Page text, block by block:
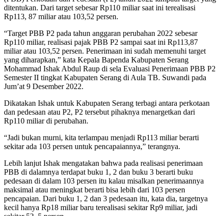
ditentukan. Dari target sebesar Rp110 miliar saat ini terealisasi
Rp113, 87 miliar atau 103,52 persen.
“Target PBB P2 pada tahun anggaran perubahan 2022 sebesar
Rp110 miliar, realisasi pajak PBB P2 sampai saat ini Rp113,87
miliar atau 103,52 persen. Penerimaan ini sudah memenuhi target
yang diharapkan,” kata Kepala Bapenda Kabupaten Serang
Mohammad Ishak Abdul Raup di sela Evaluasi Penerimaan PBB P2
Semester II tingkat Kabupaten Serang di Aula TB. Suwandi pada
Jum’at 9 Desember 2022.
Dikatakan Ishak untuk Kabupaten Serang terbagi antara perkotaan
dan pedesaan atau P2, P2 tersebut pihaknya menargetkan dari
Rp110 miliar di perubahan.
“Jadi bukan murni, kita terlampau menjadi Rp113 miliar berarti
sekitar ada 103 persen untuk pencapaiannya,” terangnya.
Lebih lanjut Ishak mengatakan bahwa pada realisasi penerimaan
PBB di dalamnya terdapat buku 1, 2 dan buku 3 berarti buku
pedesaan di dalam 103 persen itu kalau misalkan penerimaannya
maksimal atau meningkat berarti bisa lebih dari 103 persen
pencapaian. Dari buku 1, 2 dan 3 pedesaan itu, kata dia, targetnya
kecil hanya Rp18 miliar baru terealisasi sekitar Rp9 miliar, jadi